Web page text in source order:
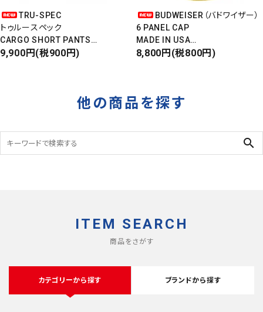
TRU-SPEC
トゥルースペック
CARGO SHORT PANTS
カーゴショートパンツ
9,900円(税900円)
BUDWEISER（バドワイザー）
6 PANEL CAP
MADE IN USA
Front Design
8,800円(税800円)
他の商品を探す
search
ITEM SEARCH
商品をさがす
カテゴリーから探す ブランドから探す